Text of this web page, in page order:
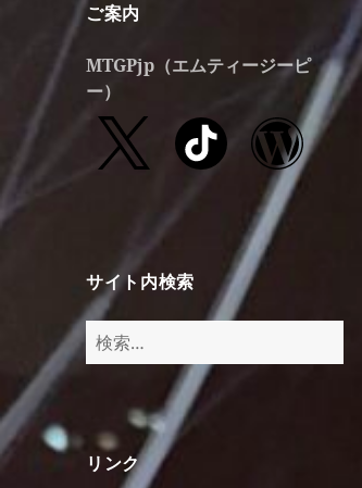
ご案内
MTGPjp （エムティージーピ
ー）
サイト内検索
検
索:
リンク